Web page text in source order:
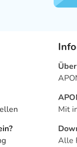
Mit
Alle